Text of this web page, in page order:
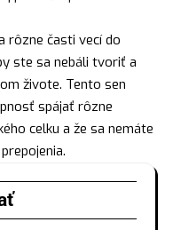
rôzne časti vecí do
ste sa nebáli tvoriť a
živote. Tento sen
spájať rôzne
celku a že sa nemáte